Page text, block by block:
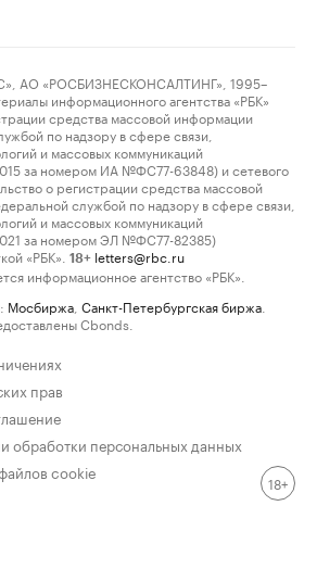
АО «РОСБИЗНЕСКОНСАЛТИНГ», 1995–
информационного агентства «РБК»
средства массовой информации
по надзору в сфере связи,
и массовых коммуникаций
за номером ИА №ФС77-63848) и сетевого
о регистрации средства массовой
службой по надзору в сфере связи,
и массовых коммуникаций
за номером ЭЛ №ФС77-82385)
«РБК».
18+ letters@rbc.ru
информационное агентство «РБК».
Мосбиржа Санкт-Петербургская биржа
Cbonds.
прав
обработки персональных данных
cookie
18+